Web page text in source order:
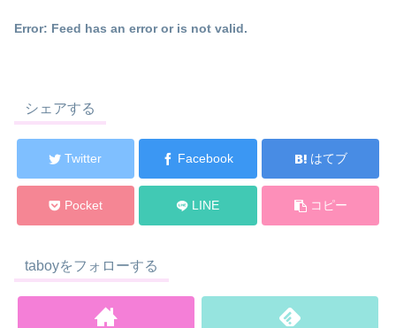
Error: Feed has an error or is not valid.
シェアする
Twitter Facebook はてブ
Pocket LINE コピー
taboyをフォローする